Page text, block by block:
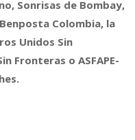
Sonrisas de Bombay,
Colombia, la
Unidos Sin
Fronteras o ASFAPE-